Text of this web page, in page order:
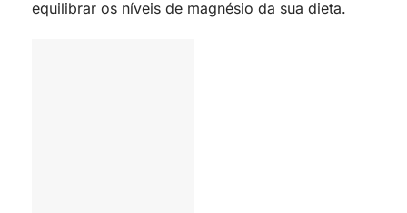
equilibrar os níveis de magnésio da sua dieta.